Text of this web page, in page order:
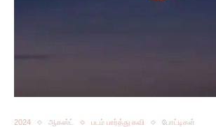
2024 ஆகஸ்ட் படம் பார்த்து கவி போட்டிகள்